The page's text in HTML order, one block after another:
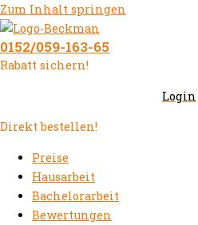
Zum Inhalt springen
0152/059-163-65
Rabatt sichern!
Login
Direkt bestellen!
Preise
Hausarbeit
Bachelorarbeit
Bewertungen